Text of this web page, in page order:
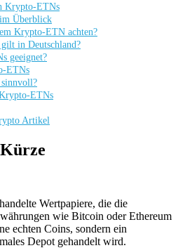
Krypto-ETNs
Überblick
Krypto-ETN achten?
in Deutschland?
geeignet?
ETNs
ETNs
Artikel
Wertpapiere, die die
wie Bitcoin oder Ethereum
echten Coins, sondern ein
Depot gehandelt wird.